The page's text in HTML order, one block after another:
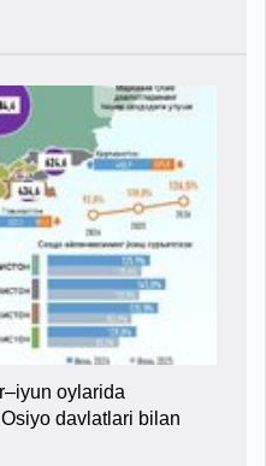
oylarida
davlatlari bilan